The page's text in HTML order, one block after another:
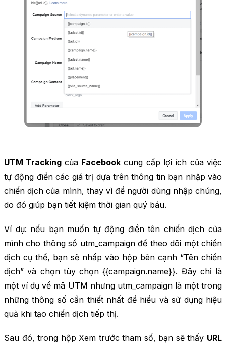
UTM Tracking của Facebook cung cấp lợi ích của việc
tự động điền các giá trị dựa trên thông tin bạn nhập vào
chiến dịch của mình, thay vì để người dùng nhập chúng,
do đó giúp bạn tiết kiệm thời gian quý báu.
Ví dụ: nếu bạn muốn tự động điền tên chiến dịch của
mình cho thông số utm_campaign để theo dõi một chiến
dịch cụ thể, bạn sẽ nhấp vào hộp bên cạnh “Tên chiến
dịch” và chọn tùy chọn {{campaign.name}}. Đây chỉ là
một ví dụ về mã UTM nhưng utm_campaign là một trong
những thông số cần thiết nhất để hiểu và sử dụng hiệu
quả khi tạo chiến dịch tiếp thị.
Sau đó, trong hộp Xem trước tham số, bạn sẽ thấy URL